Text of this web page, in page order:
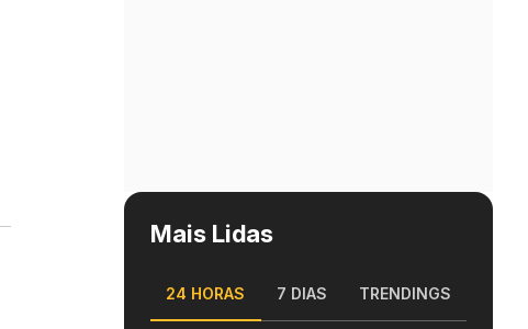
Mais Lidas
24 HORAS 7 DIAS TRENDINGS